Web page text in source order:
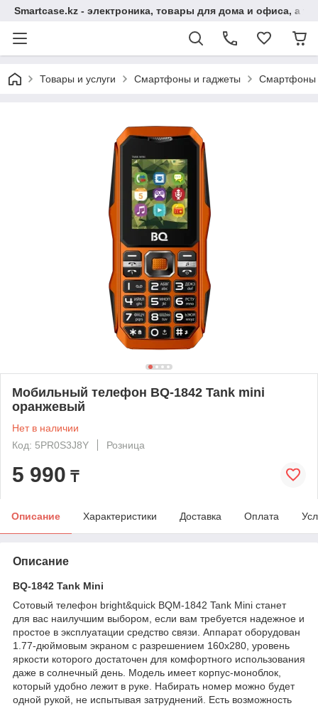
Smartcase.kz - электроника, товары для дома и офиса, а
Товары и услуги Смартфоны и гаджеты Смартфоны
Мобильный телефон BQ-1842 Tank mini
оранжевый
Нет в наличии
Код: 5PR0S3J8Y
Розница
5 990 ₸
Описание Характеристики Доставка Оплата
Описание
BQ-1842 Tank Mini
Сотовый телефон bright&quick BQM-1842 Tank Mini станет
для вас наилучшим выбором, если вам требуется надежное и
простое в эксплуатации средство связи. Аппарат оборудован
1.77-дюймовым экраном с разрешением 160x280, уровень
яркости которого достаточен для комфортного использования
даже в солнечный день. Модель имеет корпус-моноблок,
который удобно лежит в руке. Набирать номер можно будет
одной рукой, не испытывая затруднений. Есть возможность